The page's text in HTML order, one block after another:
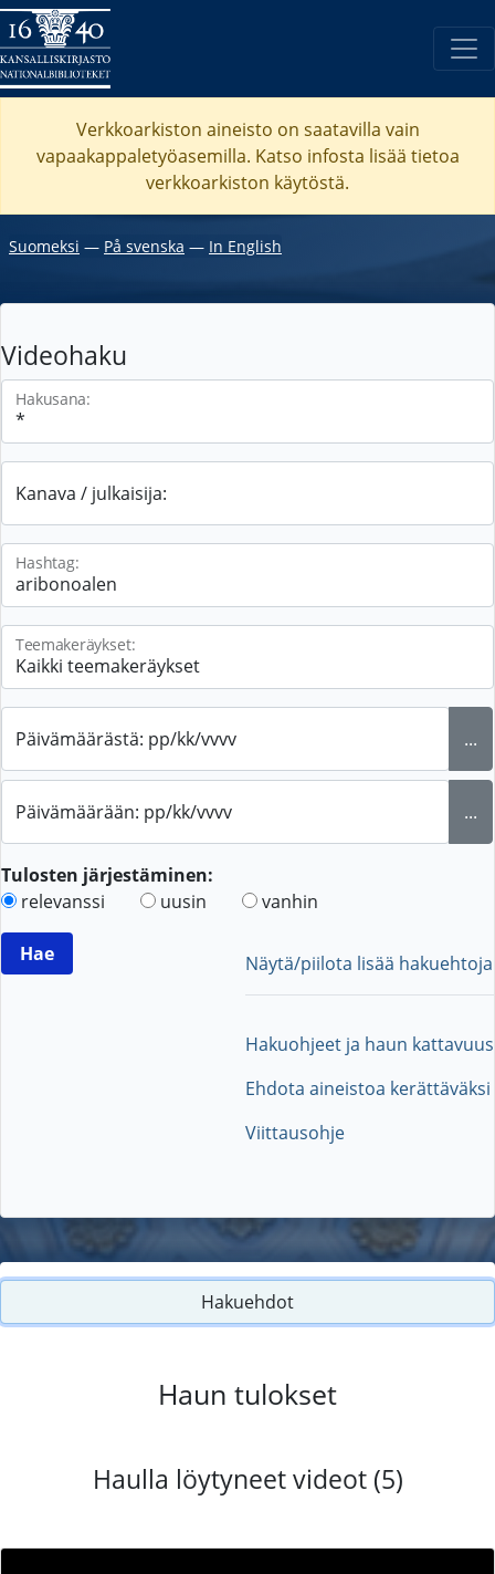
Verkkoarkiston aineisto on saatavilla vain
vapaakappaletyöasemilla. Katso infosta lisää tietoa
verkkoarkiston käytöstä.
Suomeksi ― På svenska ― In English
Videohaku
Hakusana:
Kanava / julkaisija:
Hashtag:
Teemakeräykset:
Päivämäärästä: pp/kk/vvvv ...
Päivämäärään: pp/kk/vvvv ...
Tulosten järjestäminen:
relevanssi
uusin vanhin
Näytä/piilota lisää hakuehtoja
Hakuohjeet ja haun kattavuus
Ehdota aineistoa kerättäväksi
Viittausohje
Hakuehdot
Haun tulokset
Haulla löytyneet videot (5)